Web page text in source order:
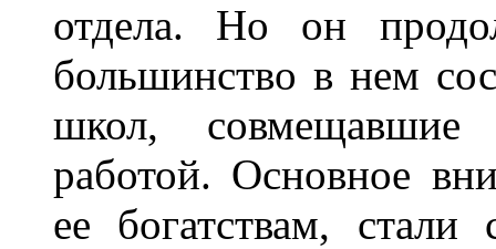
отдела. Но он
большинство в нем
школ, совмещавшие
работой. Основное
ее богатствам, стали